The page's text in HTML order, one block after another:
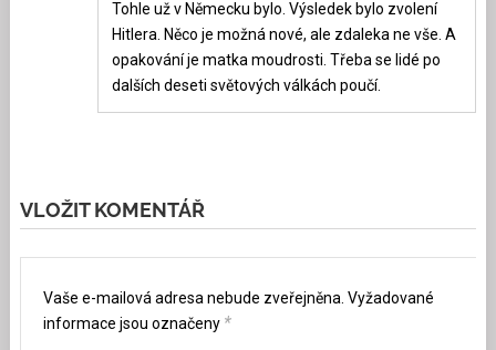
Tohle už v Německu bylo. Výsledek bylo zvolení
Hitlera. Něco je možná nové, ale zdaleka ne vše. A
opakování je matka moudrosti. Třeba se lidé po
dalších deseti světových válkách poučí.
VLOŽIT KOMENTÁŘ
Vaše e-mailová adresa nebude zveřejněna. Vyžadované
informace jsou označeny *